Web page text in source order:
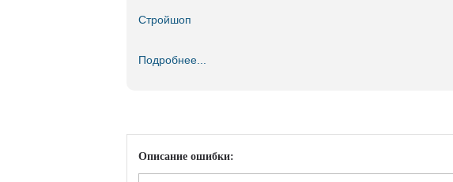
Стройшоп
Подробнее...
Описание ошибки: